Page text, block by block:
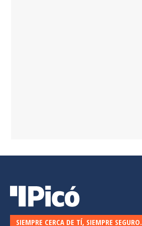
SIEMPRE CERCA DE TÍ, SIEMPRE SEGURO.